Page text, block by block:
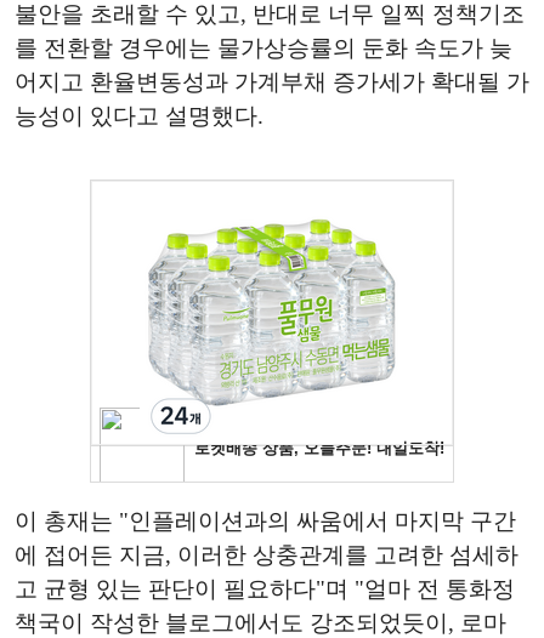
불안을 초래할 수 있고, 반대로 너무 일찍 정책기조
를 전환할 경우에는 물가상승률의 둔화 속도가 늦
어지고 환율변동성과 가계부채 증가세가 확대될 가
능성이 있다고 설명했다.
이 총재는 "인플레이션과의 싸움에서 마지막 구간
에 접어든 지금, 이러한 상충관계를 고려한 섬세하
고 균형 있는 판단이 필요하다"며 "얼마 전 통화정
책국이 작성한 블로그에서도 강조되었듯이, 로마